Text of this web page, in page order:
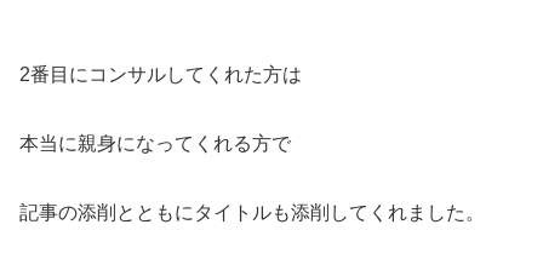
2番目にコンサルしてくれた方は
本当に親身になってくれる方で
記事の添削とともにタイトルも添削してくれました。